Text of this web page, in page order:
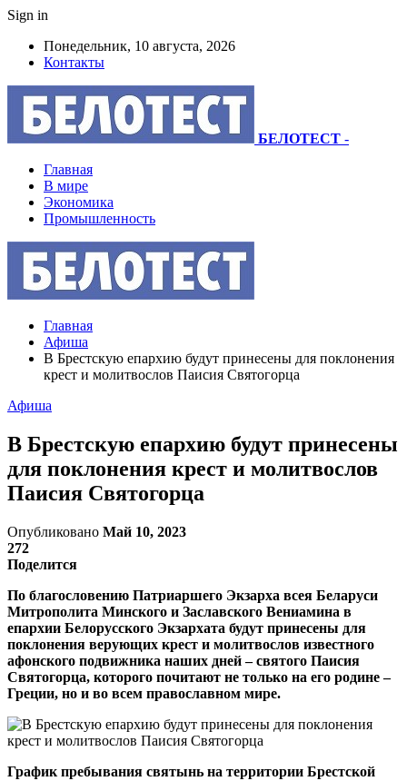
Sign in
Понедельник, 10 августа, 2026
Контакты
БЕЛОТЕСТ -
Главная
В мире
Экономика
Промышленность
Главная
Афиша
В Брестскую епархию будут принесены для поклонения
крест и молитвослов Паисия Святогорца
Афиша
В Брестскую епархию будут принесены
для поклонения крест и молитвослов
Паисия Святогорца
Опубликовано Май 10, 2023
272
Поделится
По благословению Патриаршего Экзарха всея Беларуси
Митрополита Минского и Заславского Вениамина в
епархии Белорусского Экзархата будут принесены для
поклонения верующих крест и молитвослов известного
афонского подвижника наших дней – святого Паисия
Святогорца, которого почитают не только на его родине –
Греции, но и во всем православном мире.
График пребывания святынь на территории Брестской